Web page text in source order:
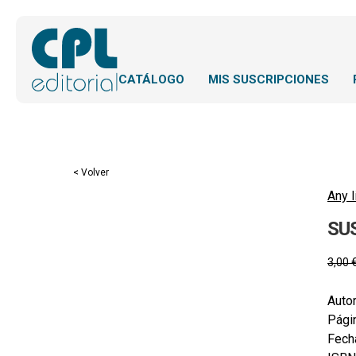
CATÁLOGO MIS SUSCRIPCIONES
< Volver
Any
3,00